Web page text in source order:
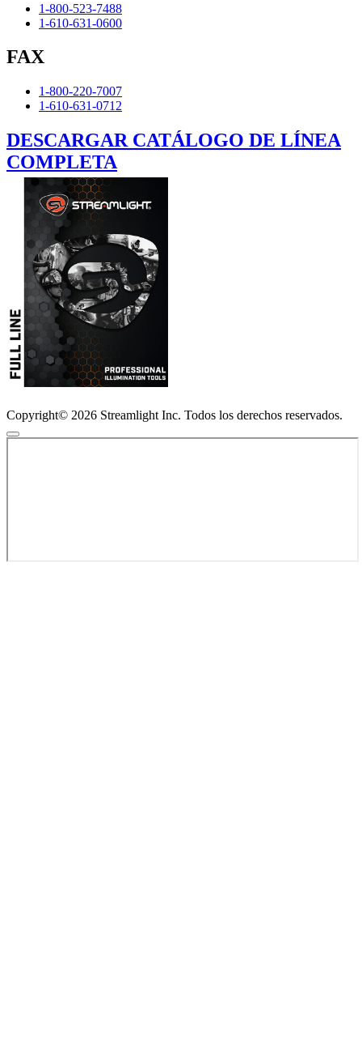
1-800-523-7488
1-610-631-0600
FAX
1-800-220-7007
1-610-631-0712
DESCARGAR CATÁLOGO DE LÍNEA
COMPLETA
Copyright© 2026 Streamlight Inc. Todos los derechos reservados.